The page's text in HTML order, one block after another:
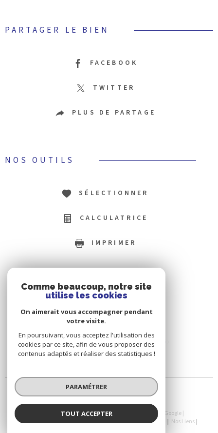
PARTAGER LE BIEN
FACEBOOK
TWITTER
PLUS DE PARTAGE
NOS OUTILS
SÉLECTIONNER
CALCULATRICE
IMPRIMER
© 2026 | Tous droits réservés | Traduction powered by Google |
Nos Honoraires
Plan Du Site Mentions Légales Admin
Nos Liens
Comme beaucoup, notre site
utilise les cookies
On aimerait vous accompagner pendant
votre visite.
En poursuivant, vous acceptez l'utilisation des
cookies par ce site, afin de vous proposer des
contenus adaptés et réaliser des statistiques !
PARAMÉTRER
TOUT ACCEPTER